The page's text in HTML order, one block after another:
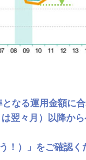
なる運用金額に
翌々月）以降か
）」をご確認く